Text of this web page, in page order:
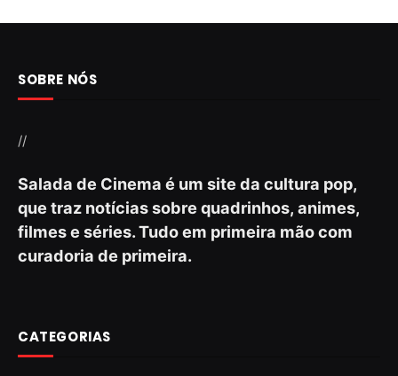
SOBRE NÓS
//
Salada de Cinema é um site da cultura pop,
que traz notícias sobre quadrinhos, animes,
filmes e séries. Tudo em primeira mão com
curadoria de primeira.
CATEGORIAS